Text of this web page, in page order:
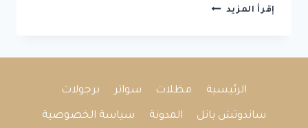
إقرأ المزيد تركيب
وعزل
مثالي
الرئيسية مظلات سواتر برجولات
ساندوتش بانل المدونة سياسة الخصوصية